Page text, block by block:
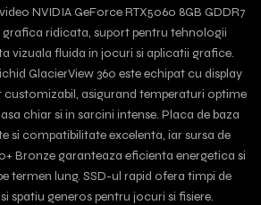
NVIDIA GeForce RTX5060 8GB GDDR7
ridicata, suport pentru tehnologii
vizuala fluida in jocuri si aplicatii grafice.
GlacierView 360 este echipat cu display
customizabil, asigurand temperaturi optime
chiar si in sarcini intense. Placa de baza
si compatibilitate excelenta, iar sursa de
Bronze garanteaza eficienta energetica si
termen lung. SSD-ul rapid ofera timpi de
spatiu generos pentru jocuri si fisiere.